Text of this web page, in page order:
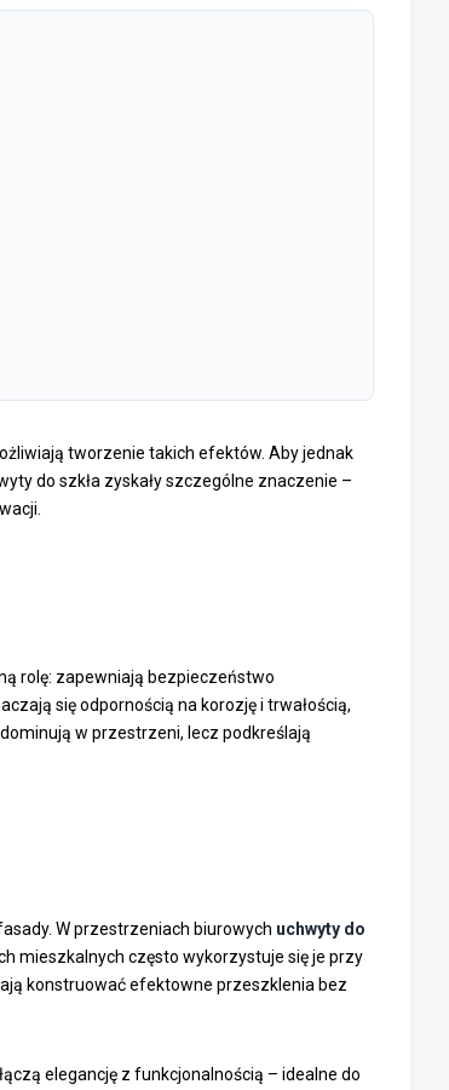
tworzenie takich efektów. Aby jednak
do szkła zyskały szczególne znaczenie –
rolę: zapewniają bezpieczeństwo
się odpornością na korozję i trwałością,
w przestrzeni, lecz podkreślają
W przestrzeniach biurowych uchwyty do
mieszkalnych często wykorzystuje się je przy
konstruować efektowne przeszklenia bez
elegancję z funkcjonalnością – idealne do